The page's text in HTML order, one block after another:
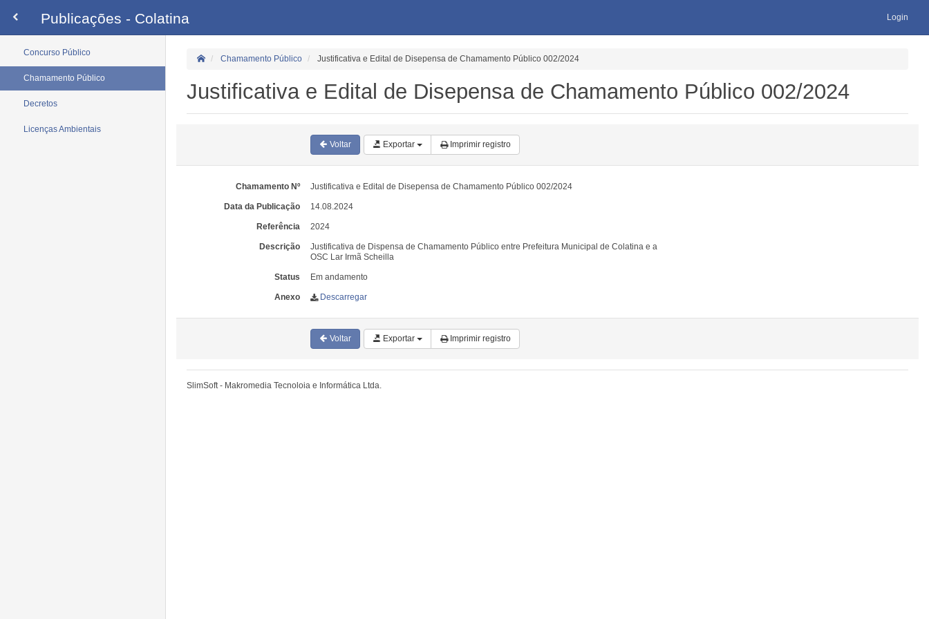
Publicações - Colatina Login
Concurso Público
Chamamento Público
Decretos
Licenças Ambientais
Chamamento Público Justificativa e Edital de Disepensa de Chamamento Público 002/2024
Justificativa e Edital de Disepensa de Chamamento Público 002/2024
Voltar Exportar Imprimir registro
Chamamento Nº Justificativa e Edital de Disepensa de Chamamento Público 002/2024
Data da Publicação 14.08.2024
Referência 2024
Descrição
Justificativa de Dispensa de Chamamento Público entre Prefeitura Municipal de Colatina e a
OSC Lar Irmã Scheilla
Status Em andamento
Anexo Descarregar
Voltar Exportar Imprimir registro
SlimSoft - Makromedia Tecnoloia e Informática Ltda.